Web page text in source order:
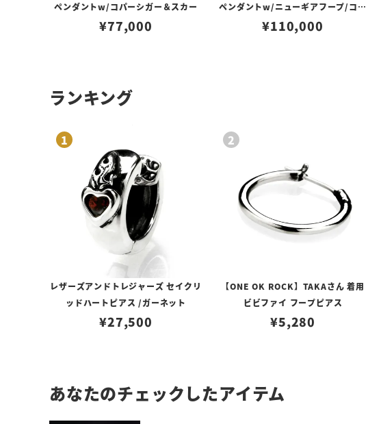
ペンダントw/コパーシガー＆スカー
¥77,000
ペンダントw/ニューギアフープ/コパ
ーシガー/スカー
¥110,000
ランキング
レザーズアンドトレジャーズ セイクリ
ッドハートピアス /ガーネット
¥27,500
【ONE OK ROCK】TAKAさん 着用
ビビファイ フープピアス
¥5,280
あなたのチェックしたアイテム